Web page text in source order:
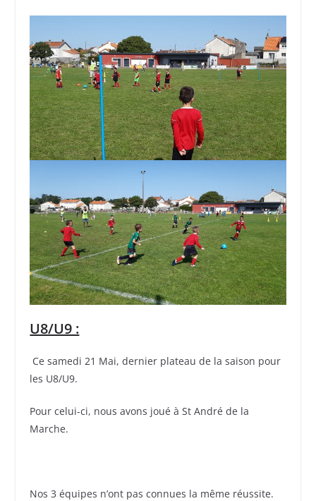
U8/U9 :
Ce samedi 21 Mai, dernier plateau de la saison pour
les U8/U9.
Pour celui-ci, nous avons joué à St André de la
Marche.
Nos 3 équipes n’ont pas connues la même réussite.